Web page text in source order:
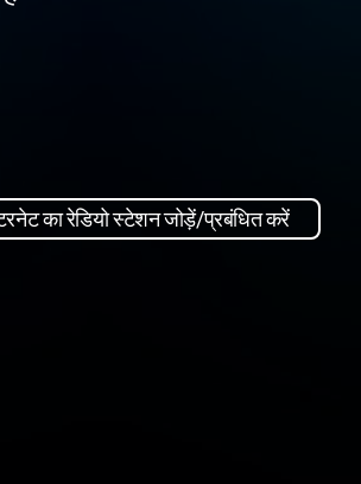
का रेडियो स्टेशन जोड़ें/प्रबंधित करें